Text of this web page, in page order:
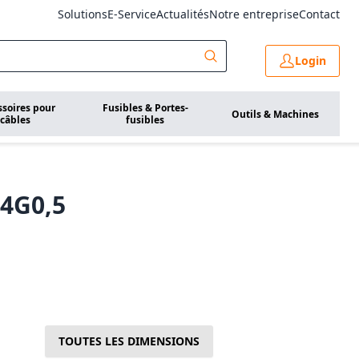
SolutionsE-ServiceActualitésNotre entrepriseContact
Login
pour
câbles
Fusibles & Portes-
fusibles
Outils & Machines
TOUTES LES DIMENSIONS